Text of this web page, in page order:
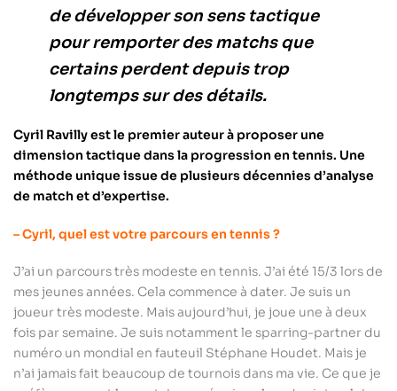
de développer son sens tactique
pour remporter des matchs que
certains perdent depuis trop
longtemps sur des détails.
Cyril Ravilly est le premier auteur à proposer une
dimension tactique dans la progression en tennis. Une
méthode unique issue de plusieurs décennies d’analyse
de match et d’expertise.
– Cyril, quel est votre parcours en tennis ?
J’ai un parcours très modeste en tennis. J’ai été 15/3 lors de
mes jeunes années. Cela commence à dater. Je suis un
joueur très modeste. Mais aujourd’hui, je joue une à deux
fois par semaine. Je suis notamment le sparring-partner du
numéro un mondial en fauteuil Stéphane Houdet. Mais je
n’ai jamais fait beaucoup de tournois dans ma vie. Ce que je